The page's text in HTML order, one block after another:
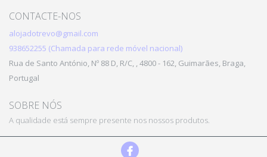
CONTACTE-NOS
alojadotrevo@gmail.com
938652255 (Chamada para rede móvel nacional)
Rua de Santo António, Nº 88 D, R/C, , 4800 - 162, Guimarães, Braga,
Portugal
SOBRE NÓS
A qualidade está sempre presente nos nossos produtos.